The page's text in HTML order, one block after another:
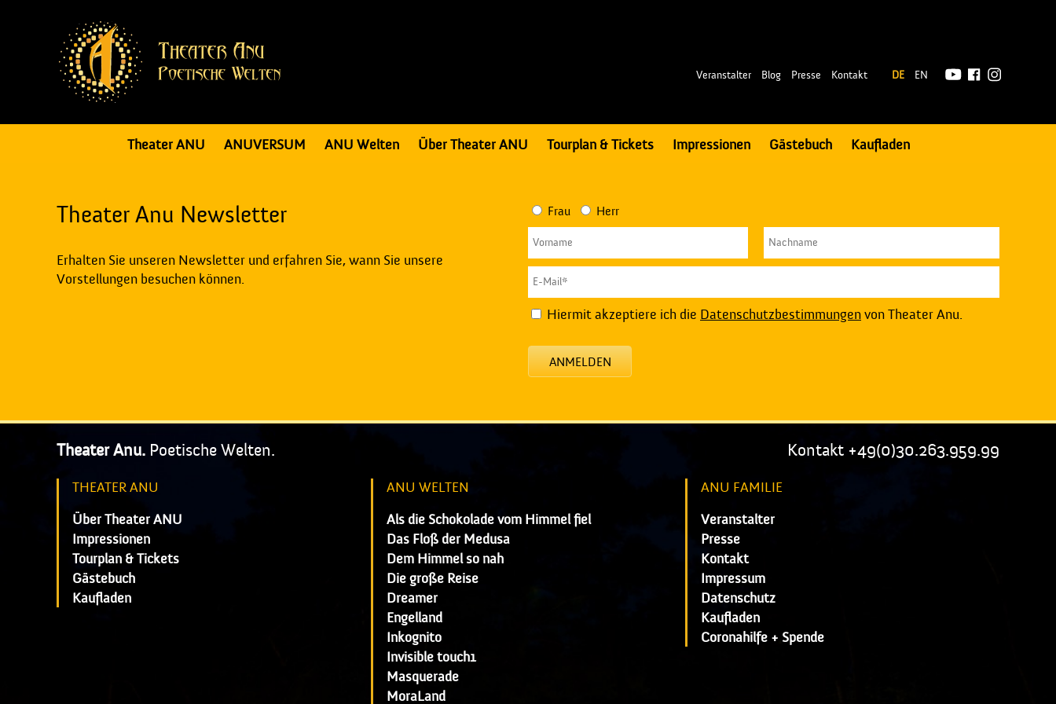
Veranstalter Blog Presse Kontakt DE EN
Theater ANU ANUVERSUM ANU Welten Über Theater ANU Tourplan & Tickets Impressionen Gästebuch Kaufladen
Theater Anu Newsletter
Erhalten Sie unseren Newsletter und erfahren Sie, wann Sie unsere
Vorstellungen besuchen können.
Frau Herr
Hiermit akzeptiere ich die Datenschutzbestimmungenvon Theater Anu.
ANMELDEN
Theater Anu. Poetische Welten. Kontakt +49(0)30.263.959.99
THEATER ANU
Über Theater ANU
Impressionen
Tourplan & Tickets
Gästebuch
Kaufladen
ANU WELTEN
Als die Schokolade vom Himmel fiel
Das Floß der Medusa
Dem Himmel so nah
Die große Reise
Dreamer
Engelland
Inkognito
Invisible touch1
Masquerade
MoraLand
ANU FAMILIE
Veranstalter
Presse
Kontakt
Impressum
Datenschutz
Kaufladen
Coronahilfe + Spende